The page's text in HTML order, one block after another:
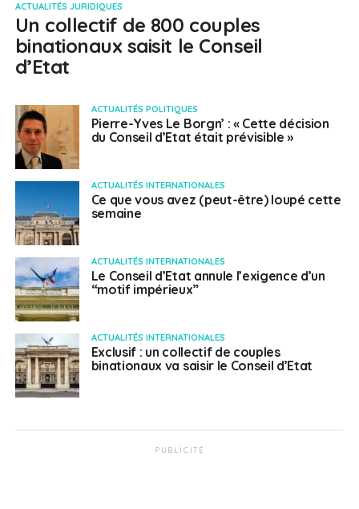
ACTUALITÉS JURIDIQUES
Un collectif de 800 couples
binationaux saisit le Conseil
d’Etat
ACTUALITÉS POLITIQUES
Pierre-Yves Le Borgn’ : « Cette décision
du Conseil d’Etat était prévisible »
ACTUALITÉS INTERNATIONALES
Ce que vous avez (peut-être) loupé cette
semaine
ACTUALITÉS INTERNATIONALES
Le Conseil d’Etat annule l’exigence d’un
“motif impérieux”
ACTUALITÉS INTERNATIONALES
Exclusif : un collectif de couples
binationaux va saisir le Conseil d’Etat
PUBLICITÉ